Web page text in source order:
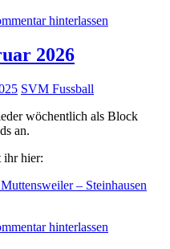
hinterlassen
2026
SVM Fussball
wöchentlich als Block
an.
ihr hier:
– Steinhausen
hinterlassen